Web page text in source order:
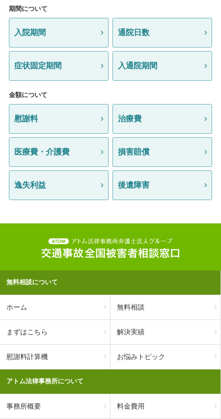
期間について
入院期間 通院日数
症状固定期間 入通院期間
金額について
慰謝料 治療費
医療費・介護費 損害賠償
逸失利益 後遺障害
無料相談について
ホーム 無料相談
まずはこちら 解決実績
慰謝料計算機 お悩みトピック
アトム法律事務所について
事務所概要 料金費用